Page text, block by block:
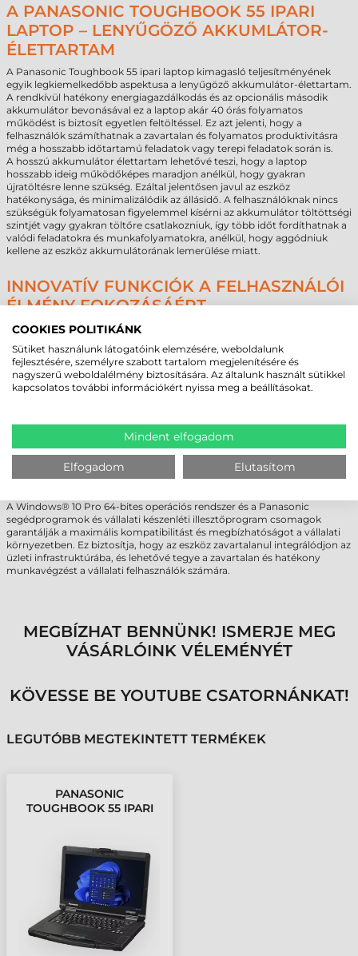
A PANASONIC TOUGHBOOK 55 IPARI
LAPTOP – LENYŰGÖZŐ AKKUMLÁTOR-
ÉLETTARTAM
A Panasonic Toughbook 55 ipari laptop kimagasló teljesítményének
egyik legkiemelkedőbb aspektusa a lenyűgöző akkumulátor-élettartam.
A rendkívül hatékony energiagazdálkodás és az opcionális második
akkumulátor bevonásával ez a laptop akár 40 órás folyamatos
működést is biztosít egyetlen feltöltéssel. Ez azt jelenti, hogy a
felhasználók számíthatnak a zavartalan és folyamatos produktivitásra
még a hosszabb időtartamú feladatok vagy terepi feladatok során is.
A hosszú akkumulátor élettartam lehetővé teszi, hogy a laptop
hosszabb ideig működőképes maradjon anélkül, hogy gyakran
újratöltésre lenne szükség. Ezáltal jelentősen javul az eszköz
hatékonysága, és minimalizálódik az állásidő. A felhasználóknak nincs
szükségük folyamatosan figyelemmel kísérni az akkumulátor töltöttségi
szintjét vagy gyakran töltőre csatlakozniuk, így több időt fordíthatnak a
valódi feladatokra és munkafolyamatokra, anélkül, hogy aggódniuk
kellene az eszköz akkumulátorának lemerülése miatt.
INNOVATÍV FUNKCIÓK A FELHASZNÁLÓI
ÉLMÉNY FOKOZÁSÁÉRT
A Panasonic Toughbook 55 ipari laptop nem csupán egy
megoldás, amely számos innovatív funkciót kínál, hogy maximalizálja a
felhasználói élményt és növelje a hatékonyságot. Az eszköz rendelkezik
egy infravörös webkamerával és speciális mikrofonokkal, amelyek
lehetővé teszik a biztonságos azonosítást és a pontos hangfelvételt.
Az elsők között alkalmazott FirstNet Ready™ EM7511 Band 14 mobil
szélessávú technológia lehetővé teszi a zökkenőmentes kapcsolódást
kritikus helyzetekben, amelyekben az internetkapcsolat
elengedhetetlen. Ez biztosítja, hogy a felhasználók mindig kapcsolatban
maradjanak a külvilággal, és gyorsan és hatékonyan reagálhassanak az
A Windows® 10 Pro 64-bites operációs rendszer és a Panasonic
segédprogramok és vállalati készenléti illesztőprogram csomagok
garantálják a maximális kompatibilitást és megbízhatóságot a vállalati
környezetben. Ez biztosítja, hogy az eszköz zavartalanul integrálódjon az
üzleti infrastruktúrába, és lehetővé tegye a zavartalan és hatékony
munkavégzést a vállalati felhasználók számára.
MEGBÍZHAT BENNÜNK! ISMERJE MEG
VÁSÁRLÓINK VÉLEMÉNYÉT
KÖVESSE BE YOUTUBE CSATORNÁNKAT!
LEGUTÓBB MEGTEKINTETT TERMÉKEK
PANASONIC
TOUGHBOOK 55 IPARI
COOKIES POLITIKÁNK
Sütiket használunk látogatóink elemzésére, weboldalunk
fejlesztésére, személyre szabott tartalom megjelenítésére és
nagyszerű weboldalélmény biztosítására. Az általunk használt sütikkel
kapcsolatos további információkért nyissa meg a beállításokat.
Mindent elfogadom
Elfogadom Elutasítom